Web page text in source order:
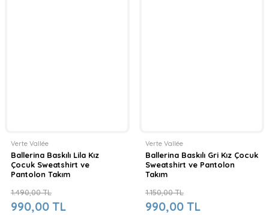
Verte Vallée
Ballerina Baskılı Lila Kız
Çocuk Sweatshirt ve
Pantolon Takım
990,00 TL
1.490,00 TL
Verte Vallée
Ballerina Baskılı Gri Kız Çocuk
Sweatshirt ve Pantolon
Takım
990,00 TL
1.150,00 TL